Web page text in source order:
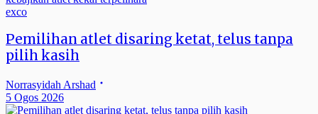
exco
Pemilihan atlet disaring ketat, telus tanpa
pilih kasih
Norrasyidah Arshad
5 Ogos 2026